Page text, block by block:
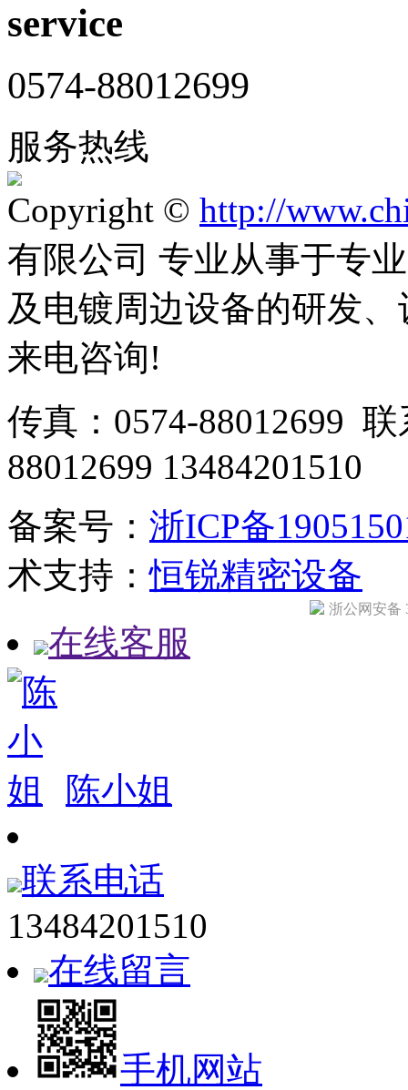
service
0574-88012699
服务热线
Copyright © http://
有限公司 专业从事于专
及电镀周边设备的研发
来电咨询!
传真：0574-88012699
88012699 13484201510
备案号： 浙ICP备
术支持：恒锐精密设备
浙公网安备
在线客服
陈小姐
联系电话
13484201510
在线留言
手机网站